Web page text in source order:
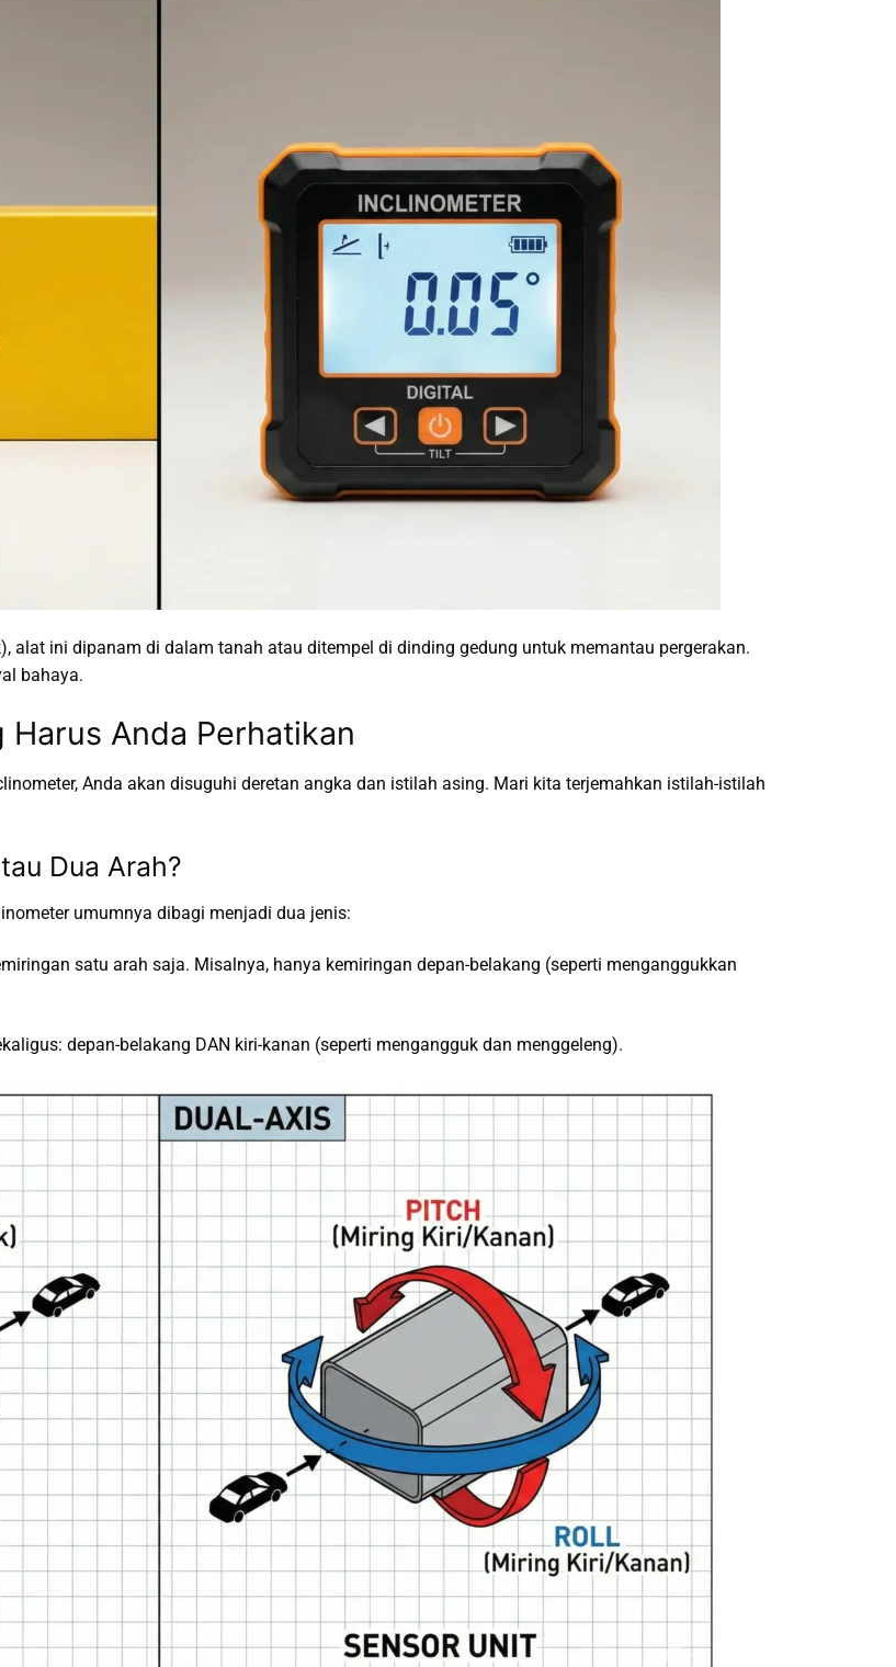
alat ini dipanam di dalam tanah atau ditempel di dinding gedung untuk memantau pergerakan.
bahaya.
Anda Perhatikan
Anda akan disuguhi deretan angka dan istilah asing. Mari kita terjemahkan istilah-istilah
Dua Arah?
umumnya dibagi menjadi dua jenis:
satu arah saja. Misalnya, hanya kemiringan depan-belakang (seperti menganggukkan
depan-belakang DAN kiri-kanan (seperti mengangguk dan menggeleng).